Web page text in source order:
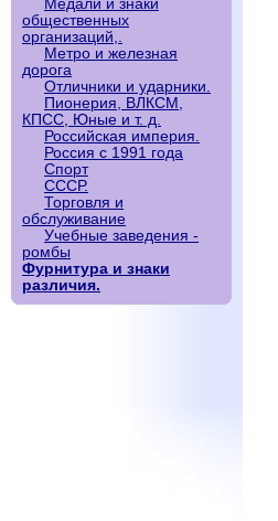
Медали и знаки
общественных
организаций,.
Метро и железная
дорога
Отличники и ударники.
Пионерия, ВЛКСМ,
КПСС, Юные и т. д.
Российская империя.
Россия с 1991 года
Спорт
СССР.
Торговля и
обслуживание
Учебные заведения -
ромбы
Фурнитура и знаки
различия.